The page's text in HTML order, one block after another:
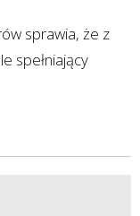
sprawia, że z
spełniający